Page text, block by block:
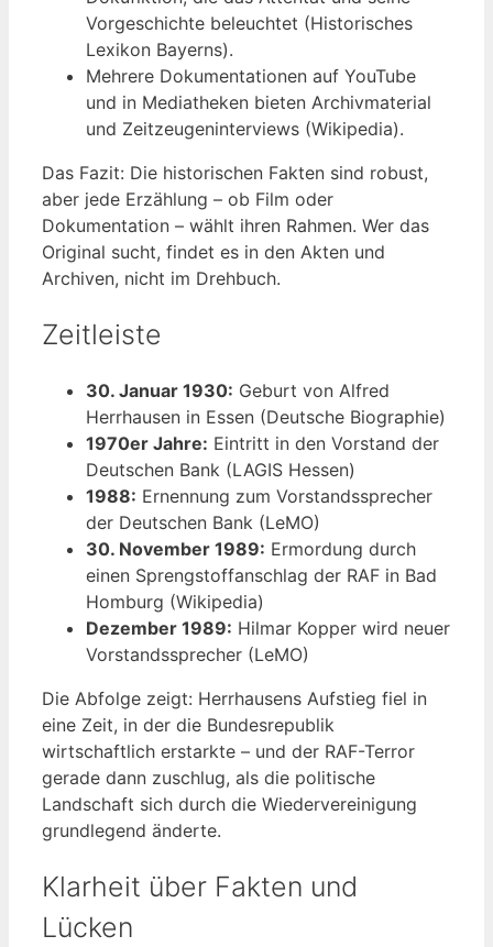
Vorgeschichte beleuchtet (Historisches
Lexikon Bayerns).
Mehrere Dokumentationen auf YouTube
und in Mediatheken bieten Archivmaterial
und Zeitzeugeninterviews (Wikipedia).
Das Fazit: Die historischen Fakten sind robust,
aber jede Erzählung – ob Film oder
Dokumentation – wählt ihren Rahmen. Wer das
Original sucht, findet es in den Akten und
Archiven, nicht im Drehbuch.
Zeitleiste
30. Januar 1930: Geburt von Alfred
Herrhausen in Essen (Deutsche Biographie)
1970er Jahre: Eintritt in den Vorstand der
Deutschen Bank (LAGIS Hessen)
1988: Ernennung zum Vorstandssprecher
der Deutschen Bank (LeMO)
30. November 1989: Ermordung durch
einen Sprengstoffanschlag der RAF in Bad
Homburg (Wikipedia)
Dezember 1989: Hilmar Kopper wird neuer
Vorstandssprecher (LeMO)
Die Abfolge zeigt: Herrhausens Aufstieg fiel in
eine Zeit, in der die Bundesrepublik
wirtschaftlich erstarkte – und der RAF-Terror
gerade dann zuschlug, als die politische
Landschaft sich durch die Wiedervereinigung
grundlegend änderte.
Klarheit über Fakten und
Lücken